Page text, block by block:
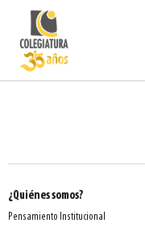
¿Quiénes somos?
Pensamiento Institucional